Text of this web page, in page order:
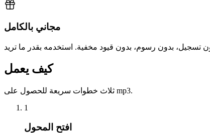
مجاني بالكامل
كيف يعمل
ثلاث خطوات سريعة للحصول على mp3.
1
افتح المحول